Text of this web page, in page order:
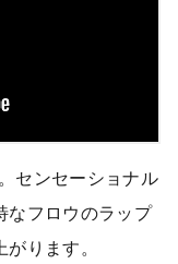
センセーショナル
なフロウのラップ
ります。